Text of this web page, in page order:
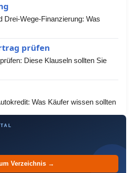
Drei-Wege-Finanzierung: Was
prüfen
Diese Klauseln sollten Sie
Was Käufer wissen sollten
Verzeichnis →